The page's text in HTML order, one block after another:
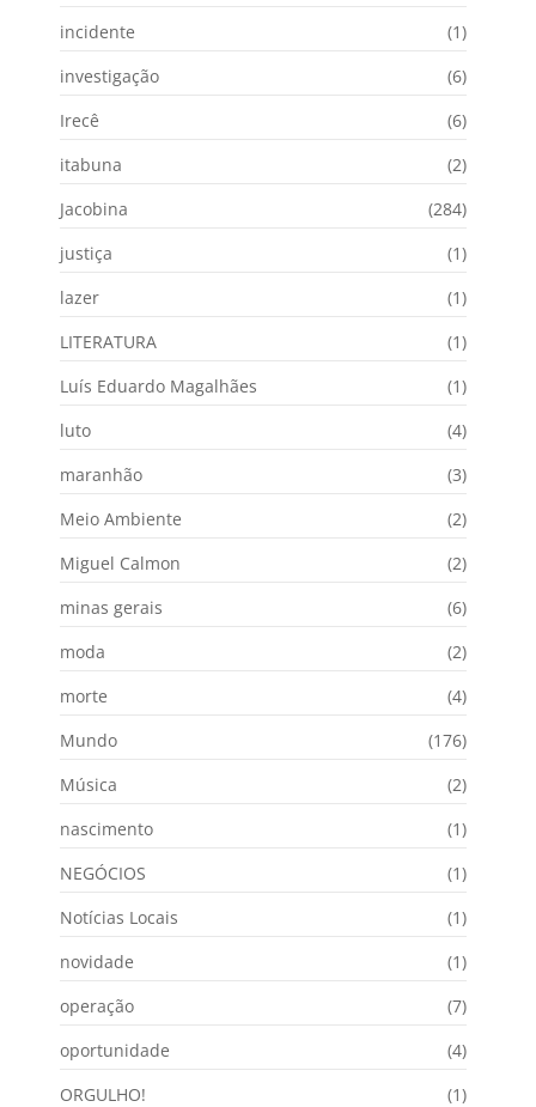
incidente
(1)
investigação
(6)
Irecê
(6)
itabuna
(2)
Jacobina
(284)
justiça
(1)
lazer
(1)
LITERATURA
(1)
Luís Eduardo Magalhães
(1)
luto
(4)
maranhão
(3)
Meio Ambiente
(2)
Miguel Calmon
(2)
minas gerais
(6)
moda
(2)
morte
(4)
Mundo
(176)
Música
(2)
nascimento
(1)
NEGÓCIOS
(1)
Notícias Locais
(1)
novidade
(1)
operação
(7)
oportunidade
(4)
ORGULHO!
(1)